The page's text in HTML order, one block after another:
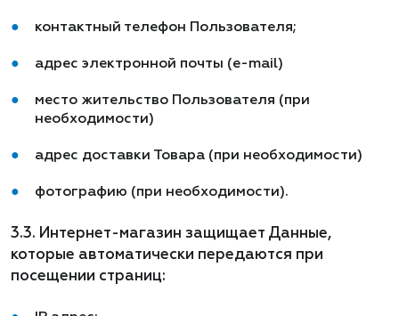
контактный телефон Пользователя;
адрес электронной почты (e-mail)
место жительство Пользователя (при
необходимости)
адрес доставки Товара (при необходимости)
фотографию (при необходимости).
3.3. Интернет-магазин защищает Данные,
которые автоматически передаются при
посещении страниц: